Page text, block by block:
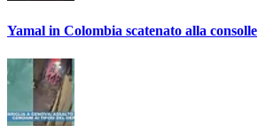
Yamal in Colombia scatenato alla consolle